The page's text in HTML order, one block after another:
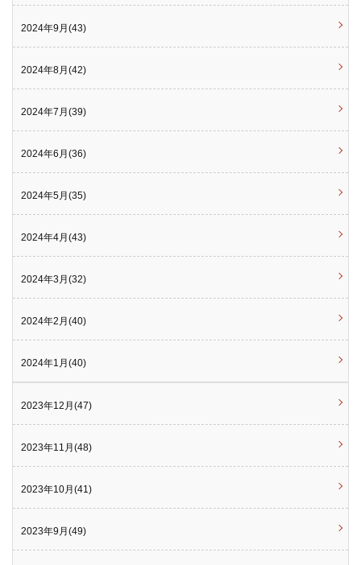
2024年9月(43)
2024年8月(42)
2024年7月(39)
2024年6月(36)
2024年5月(35)
2024年4月(43)
2024年3月(32)
2024年2月(40)
2024年1月(40)
2023年12月(47)
2023年11月(48)
2023年10月(41)
2023年9月(49)